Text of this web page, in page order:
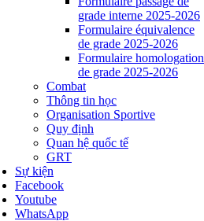
grade interne 2025-2026
Formulaire équivalence
de grade 2025-2026
Formulaire homologation
de grade 2025-2026
Combat
Thông tin học
Organisation Sportive
Quy định
Quan hệ quốc tế
GRT
Sự kiện
Facebook
Youtube
WhatsApp